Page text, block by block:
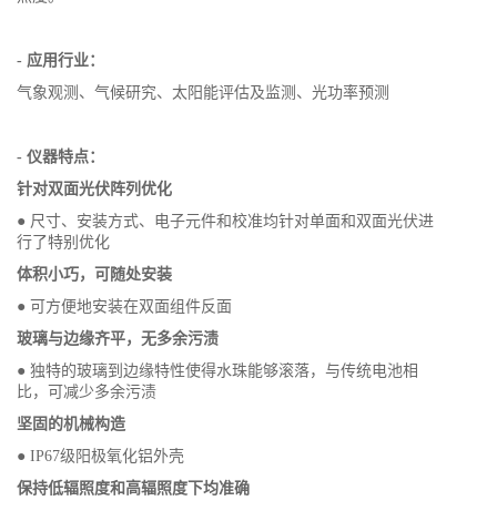
- 应用行业：
气象观测、气候研究、太阳能评估及监测、光功率预测
- 仪器特点：
针对双面光伏阵列优化
● 尺寸、安装方式、电子元件和校准均针对单面和双面光伏进
行了特别优化
体积小巧，可随处安装
● 可方便地安装在双面组件反面
玻璃与边缘齐平，无多余污渍
● 独特的玻璃到边缘特性使得水珠能够滚落，与传统电池相
比，可减少多余污渍
坚固的机械构造
● IP67级阳极氧化铝外壳
保持低辐照度和高辐照度下均准确